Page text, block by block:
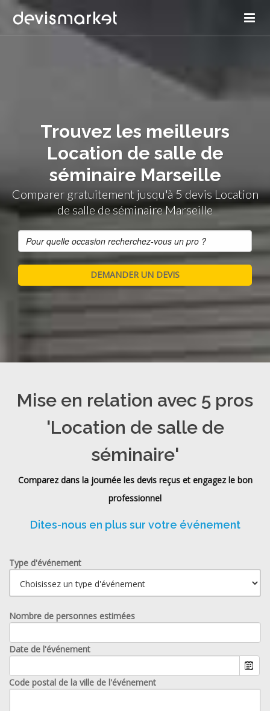
Trouvez les meilleurs
Location de salle de
séminaire Marseille
Comparer gratuitement jusqu'à 5 devis Location
de salle de séminaire Marseille
Mise en relation avec 5 pros
'Location de salle de
séminaire'
Comparez dans la journée les devis reçus et engagez le bon
professionnel
Dites-nous en plus sur votre événement
Type d'événement
Nombre de personnes estimées
Date de l'événement
Code postal de la ville de l'événement